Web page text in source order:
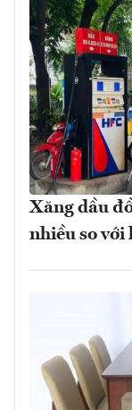
Xăng dầu
nhiều so với